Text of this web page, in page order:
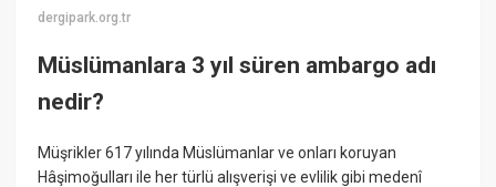
dergipark.org.tr
Müslümanlara 3 yıl süren ambargo adı
nedir?
Müşrikler 617 yılında Müslümanlar ve onları koruyan
Hâşimoğulları ile her türlü alışverişi ve evlilik gibi medenî